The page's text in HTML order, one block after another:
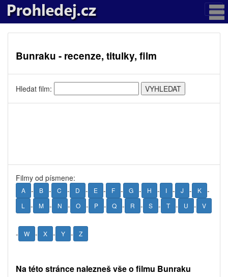
Bunraku - recenze, titulky, film
Hledat film:
Filmy od písmene:
A - B - C - D - E - F - G - H - I - J - K -
L - M - N - O - P - Q - R - S - T - U - V
- W - X - Y - Z
Na této stránce nalezneš vše o filmu Bunraku